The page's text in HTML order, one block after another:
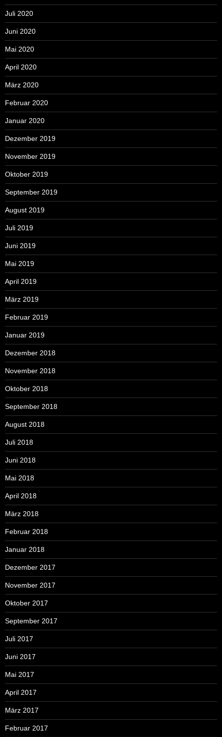
Juli 2020
Juni 2020
Mai 2020
April 2020
März 2020
Februar 2020
Januar 2020
Dezember 2019
November 2019
Oktober 2019
September 2019
August 2019
Juli 2019
Juni 2019
Mai 2019
April 2019
März 2019
Februar 2019
Januar 2019
Dezember 2018
November 2018
Oktober 2018
September 2018
August 2018
Juli 2018
Juni 2018
Mai 2018
April 2018
März 2018
Februar 2018
Januar 2018
Dezember 2017
November 2017
Oktober 2017
September 2017
Juli 2017
Juni 2017
Mai 2017
April 2017
März 2017
Februar 2017